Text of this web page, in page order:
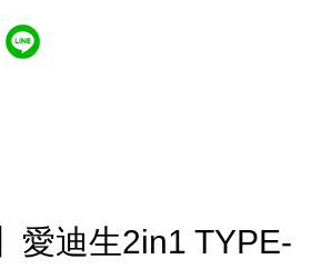
愛迪生2in1 TYPE-